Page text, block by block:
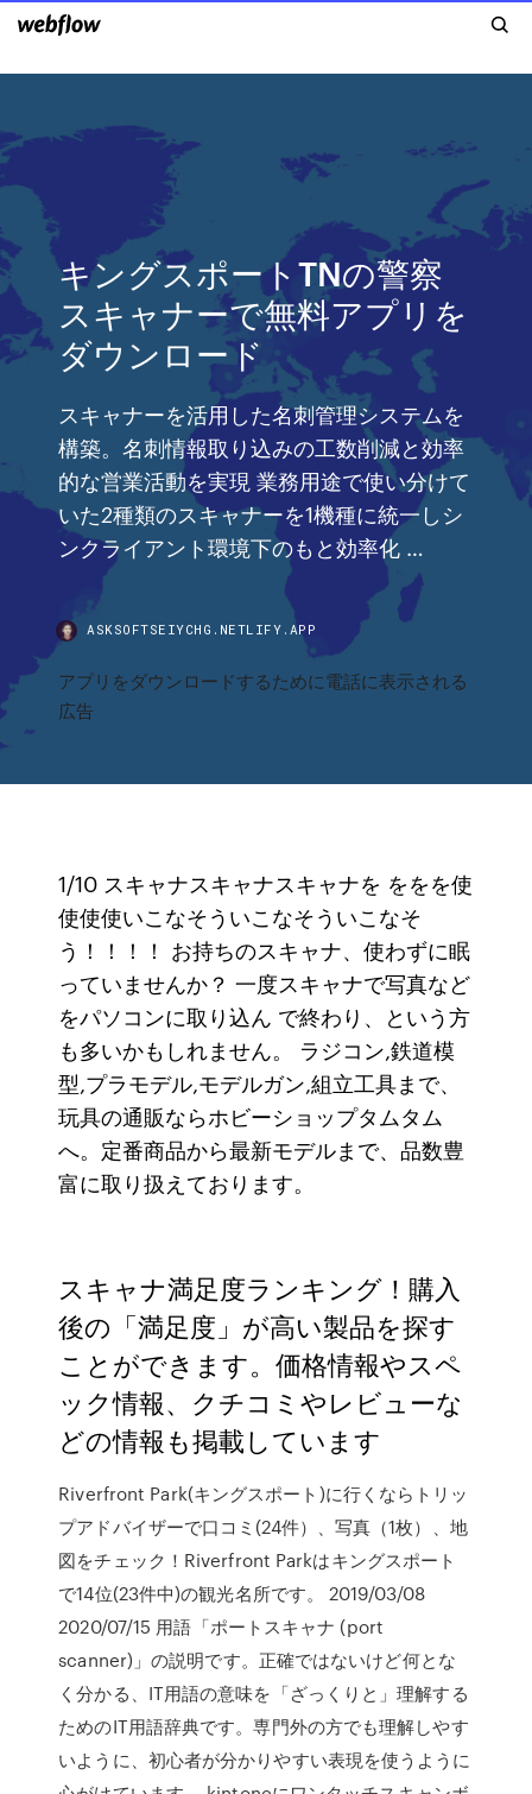
キングスポートTNの警察
スキャナーで無料アプリを
ダウンロード
スキャナーを活用した名刺管理システムを
構築。名刺情報取り込みの工数削減と効率
的な営業活動を実現 業務用途で使い分けて
いた2種類のスキャナーを1機種に統一しシ
ンクライアント環境下のもと効率化 …
ASKSOFTSEIYCHG.NETLIFY.APP
アプリをダウンロードするために電話に表示される
広告
1/10 スキャナスキャナスキャナを ををを使
使使使いこなそういこなそういこなそ
う！！！！ お持ちのスキャナ、使わずに眠
っていませんか？ 一度スキャナで写真など
をパソコンに取り込ん で終わり、という方
も多いかもしれません。 ラジコン,鉄道模
型,プラモデル,モデルガン,組立工具まで、
玩具の通販ならホビーショップタムタム
へ。定番商品から最新モデルまで、品数豊
富に取り扱えております。
スキャナ満足度ランキング！購入
後の「満足度」が高い製品を探す
ことができます。価格情報やスペ
ック情報、クチコミやレビューな
どの情報も掲載しています
Riverfront Park(キングスポート)に行くならトリッ
プアドバイザーで口コミ(24件）、写真（1枚）、地
図をチェック！Riverfront Parkはキングスポート
で14位(23件中)の観光名所です。 2019/03/08
2020/07/15 用語「ポートスキャナ (port
scanner)」の説明です。正確ではないけど何とな
く分かる、IT用語の意味を「ざっくりと」理解する
ためのIT用語辞典です。専門外の方でも理解しやす
いように、初心者が分かりやすい表現を使うように